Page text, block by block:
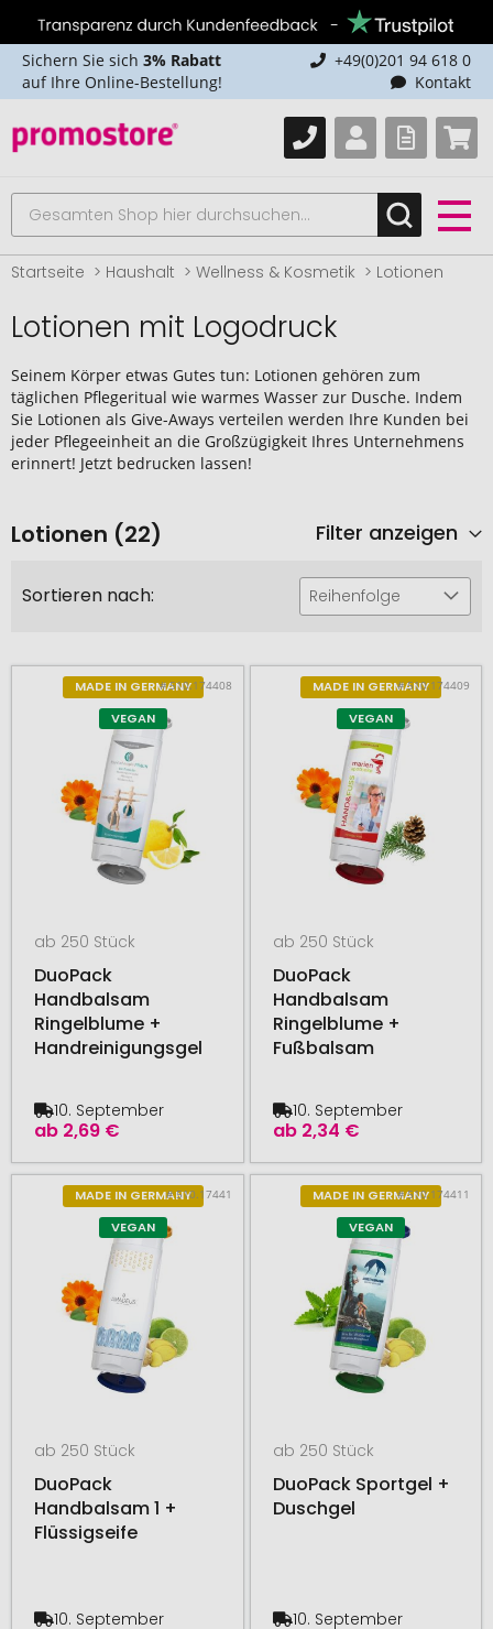
Sichern Sie sich 3% Rabatt
auf Ihre Online-Bestellung!
+49(0)201 94 618 0
Kontakt
Startseite Haushalt Wellness & Kosmetik Lotionen
Lotionen mit Logodruck
Seinem Körper etwas Gutes tun: Lotionen gehören zum
täglichen Pflegeritual wie warmes Wasser zur Dusche. Indem
Sie Lotionen als Give-Aways verteilen werden Ihre Kunden bei
jeder Pflegeeinheit an die Großzügigkeit Ihres Unternehmens
erinnert! Jetzt bedrucken lassen!
Lotionen (22) Filter anzeigen
Sortieren nach: Reihenfolge
MADE IN GERMANY
VEGAN
# 510.174408
ab 250 Stück
DuoPack
Handbalsam
Ringelblume +
Handreinigungsgel
ab 2,69 €
10. September
MADE IN GERMANY
VEGAN
# 510.174409
ab 250 Stück
DuoPack
Handbalsam
Ringelblume +
Fußbalsam
ab 2,34 €
10. September
MADE IN GERMANY
VEGAN
# 510.17441
ab 250 Stück
DuoPack
Handbalsam 1 +
Flüssigseife
10. September
MADE IN GERMANY
VEGAN
# 510.174411
ab 250 Stück
DuoPack Sportgel +
Duschgel
10. September